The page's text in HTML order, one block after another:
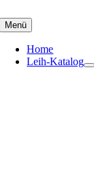
to
content
Menü
Home
Leih-Katalog